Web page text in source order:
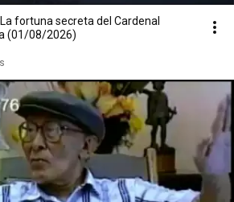
fortuna secreta del Cardenal
(01/08/2026)